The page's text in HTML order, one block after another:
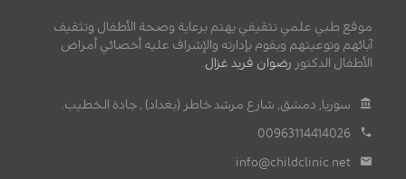
موقع طبي علمي تثقيفي يهتم برعاية وصحة الأطفال وتثقيف
آبائهم وتوعيتهم ويقوم بإدارته والإشراف عليه أخصائي أمراض
الأطفال الدكتور رضوان فريد غزال
سوريا, دمشق, شارع مرشد خاطر (بغداد) , جادة الخطيب.
00963114414026
info@childclinic.net